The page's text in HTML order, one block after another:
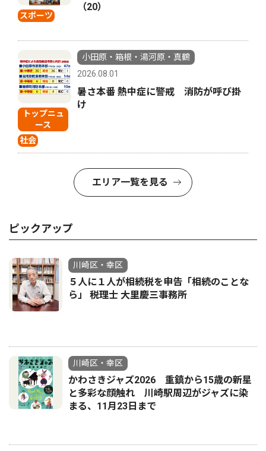
スポーツ
（20）
トップニュ
ース
社会
小田原・箱根・湯河原・真鶴
2026.08.01
暑さ本番 熱中症に警戒 消防が呼び掛
け
エリア一覧を見る
ピックアップ
川崎区・幸区
５人に１人が相続税を申告「相続のことな
ら」 税理士 大里慶三事務所
川崎区・幸区
かわさきジャズ2026 重鎮から15歳の新星
と多彩な顔触れ 川崎駅周辺がジャズに染
まる、11月23日まで